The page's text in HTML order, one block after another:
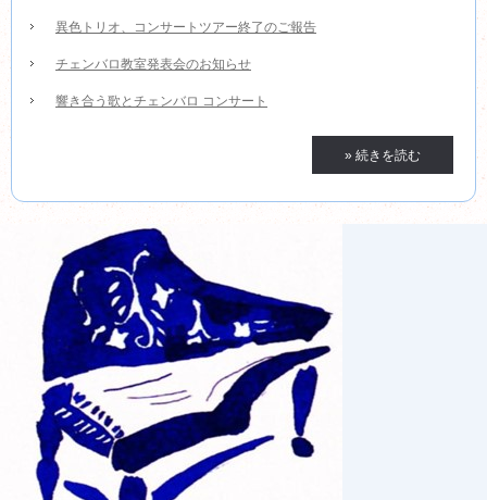
異色トリオ、コンサートツアー終了のご報告
チェンバロ教室発表会のお知らせ
響き合う歌とチェンバロ コンサート
» 続きを読む